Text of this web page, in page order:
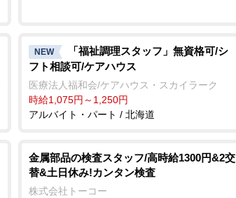
NEW
「福祉調理スタッフ」無資格可/シ
フト相談可/ケアハウス
医療法人福和会/ケアハウス・スカイラーク
時給1,075円～1,250円
アルバイト・パート / 北海道
金属部品の検査スタッフ/高時給1300円&2交
替&土日休み!カンタン検査
株式会社トーコー